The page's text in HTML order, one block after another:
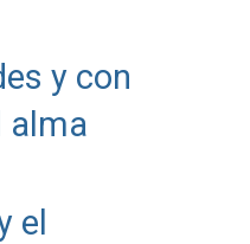
y con
alma
el